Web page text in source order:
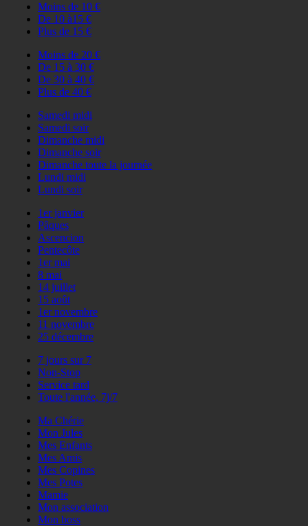
Moins de 10 €
De 10 à15 €
Plus de 15 €
Moins de 20 €
De 15 à 30 €
De 30 à 40 €
Plus de 40 €
Samedi midi
Samedi soir
Dimanche midi
Dimanche soir
Dimanche toute la journée
Lundi midi
Lundi soir
1er janvier
Pâques
Ascencion
Pentecôte
1er mai
8 mai
14 juillet
15 août
1er novembre
11 novembre
25 décembre
7 jours sur 7
Non-Stop
Service tard
Toute l'année, 7j/7
Ma Chérie
Mon Jules
Mes Enfants
Mes Amis
Mes Copines
Mes Potes
Mamie
Mon association
Mon boss